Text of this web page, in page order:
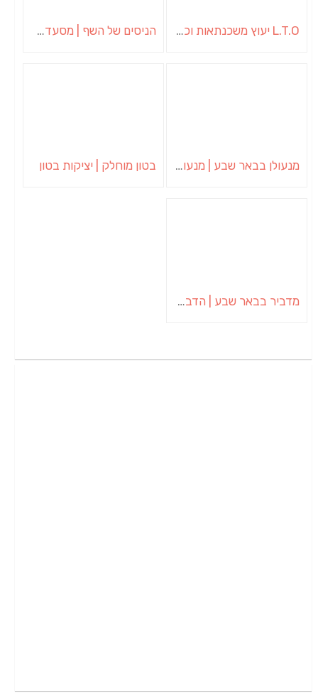
L.T.O יעוץ משכנתאות וכלכלת משפחה | יועץ משכנתאות באשכול הניסים של השף | מסעדת שף בבית | ארוחות גורמה
מנעולן בבאר שבע | מנעולן באופקים | ויטלי המנעולן בטון מוחלק | יציקות בטון
מדביר בבאר שבע | הדברה בבאר שבע | יוגב הדברות